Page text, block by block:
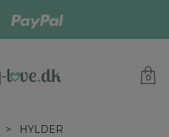
0
HYLDER